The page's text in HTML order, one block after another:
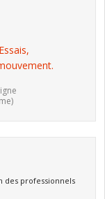
des professionnels